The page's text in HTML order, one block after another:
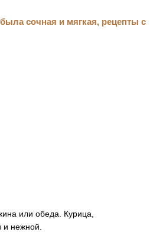
или обеда. Курица,
и нежной.